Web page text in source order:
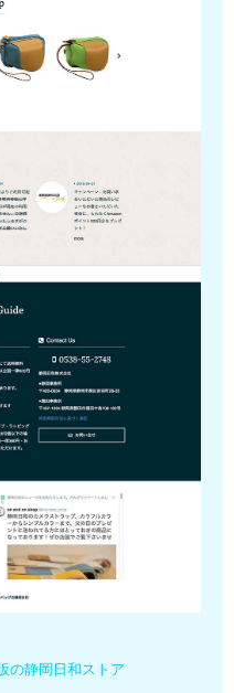
の静岡日和ストア